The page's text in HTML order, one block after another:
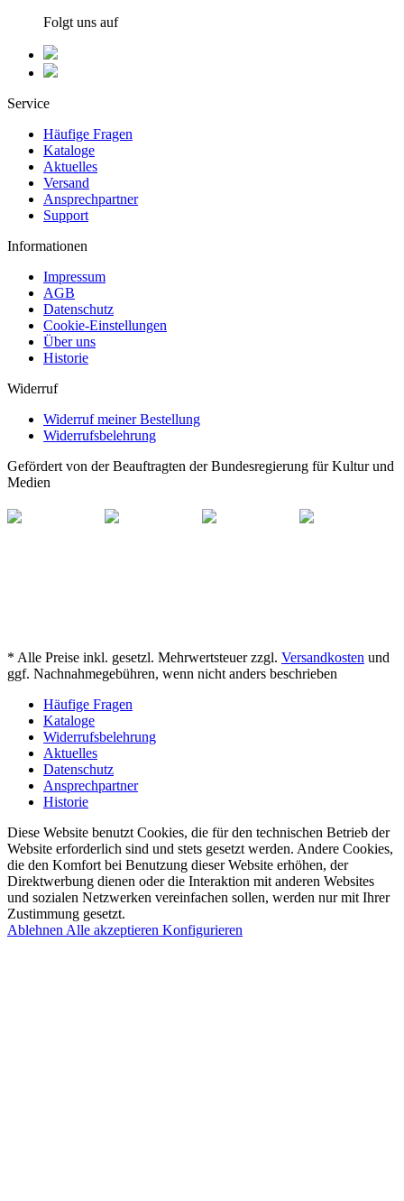
Folgt uns auf
Service
Häufige Fragen
Kataloge
Aktuelles
Versand
Ansprechpartner
Support
Informationen
Impressum
AGB
Datenschutz
Cookie-Einstellungen
Über uns
Historie
Widerruf
Widerruf meiner Bestellung
Widerrufsbelehrung
Gefördert von der Beauftragten der Bundesregierung für Kultur und
Medien
* Alle Preise inkl. gesetzl. Mehrwertsteuer zzgl. Versandkosten und
ggf. Nachnahmegebühren, wenn nicht anders beschrieben
Häufige Fragen
Kataloge
Widerrufsbelehrung
Aktuelles
Datenschutz
Ansprechpartner
Historie
Diese Website benutzt Cookies, die für den technischen Betrieb der
Website erforderlich sind und stets gesetzt werden. Andere Cookies,
die den Komfort bei Benutzung dieser Website erhöhen, der
Direktwerbung dienen oder die Interaktion mit anderen Websites
und sozialen Netzwerken vereinfachen sollen, werden nur mit Ihrer
Zustimmung gesetzt.
Ablehnen Alle akzeptieren Konfigurieren